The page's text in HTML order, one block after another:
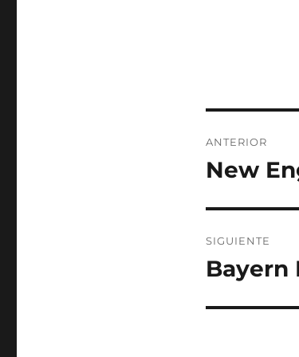
de
ANTERIOR
Entrada
New
SIGUIENTE
Entrada
Bayern